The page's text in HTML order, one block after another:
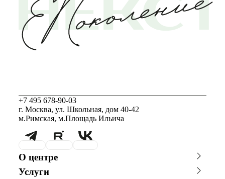
+7 495 678-90-03
г. Москва, ул. Школьная, дом 40-42
м.Римская, м.Площадь Ильича
О центре
О клинике
Благотворительность
Услуги